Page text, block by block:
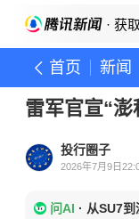
· 获
首页 新闻
雷军官宣“
投行圈子
2026年7月9日
问AI · 从SU7